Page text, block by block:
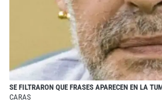
SE FILTRARON QUE FRASES APARECEN EN LA
CARAS